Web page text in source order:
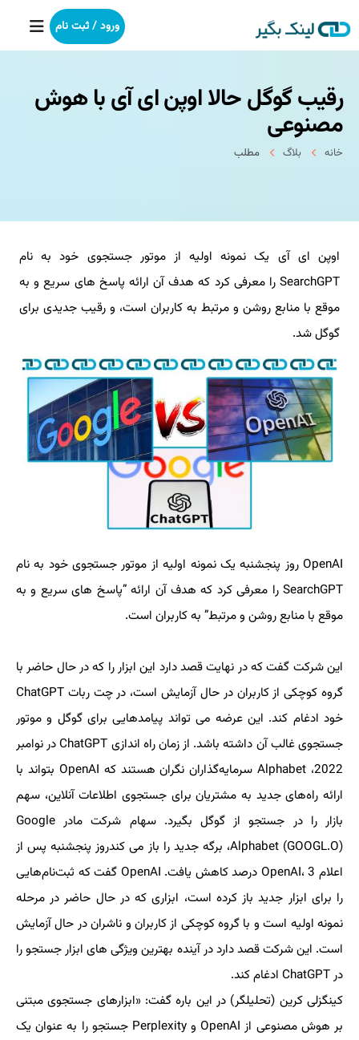
خانه
بکلینک
خدمات ما
درباره ما
آموزش
ورود / ثبت نام
رقیب گوگل حالا اوپن ای آی با هوش
مصنوعی
خانه بلاگ مطلب
اوپن ای آی یک نمونه اولیه از موتور جستجوی خود به نام
SearchGPT را معرفی کرد که هدف آن ارائه پاسخ های سریع و به
موقع با منابع روشن و مرتبط به کاربران است، و رقیب جدیدی برای
گوگل شد.
OpenAI روز پنجشنبه یک نمونه اولیه از موتور جستجوی خود به نام
SearchGPT را معرفی کرد که هدف آن ارائه ”پاسخ های سریع و به
موقع با منابع روشن و مرتبط” به کاربران است.
این شرکت گفت که در نهایت قصد دارد این ابزار را که در حال حاضر با
گروه کوچکی از کاربران در حال آزمایش است، در چت ربات ChatGPT
خود ادغام کند. این عرضه می تواند پیامدهایی برای گوگل و موتور
جستجوی غالب آن داشته باشد. از زمان راه اندازی ChatGPT در نوامبر
2022، Alphabet سرمایه‌گذاران نگران هستند که OpenAI بتواند با
ارائه راه‌های جدید به مشتریان برای جستجوی اطلاعات آنلاین، سهم
بازار را در جستجو از گوگل بگیرد. سهام شرکت مادر Google
Alphabet (GOOGL.O)، برگه جدید را باز می کندروز پنجشنبه پس از
اعلام OpenAI، 3 درصد کاهش یافت. OpenAI گفت که ثبت‌نام‌هایی
را برای ابزار جدید باز کرده است، ابزاری که در حال حاضر در مرحله
نمونه اولیه است و با گروه کوچکی از کاربران و ناشران در حال آزمایش
است. این شرکت قصد دارد در آینده بهترین ویژگی های ابزار جستجو را
در ChatGPT ادغام کند.
کینگزلی کرین (تحلیلگر) در این باره گفت: «ابزارهای جستجوی مبتنی
بر هوش مصنوعی از OpenAI و Perplexity جستجو را به عنوان یک